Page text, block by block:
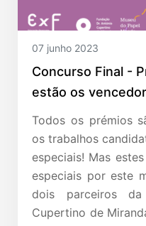
07 junho 2023
Concurso Final -
estão os
Todos os prémios
os trabalhos
especiais! Mas
especiais por este
dois parceiros
Cupertino de